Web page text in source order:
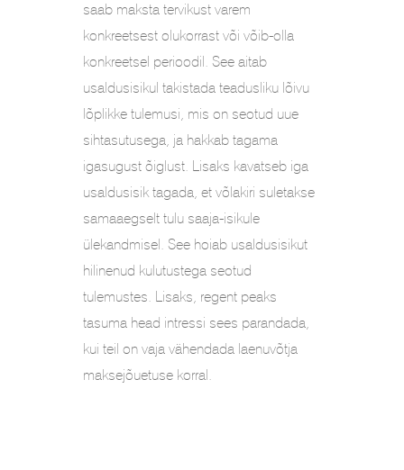
saab maksta tervikust varem
konkreetsest olukorrast või võib-olla
konkreetsel perioodil. See aitab
usaldusisikul takistada teadusliku lõivu
lõplikke tulemusi, mis on seotud uue
sihtasutusega, ja hakkab tagama
igasugust õiglust. Lisaks kavatseb iga
usaldusisik tagada, et võlakiri suletakse
samaaegselt tulu saaja-isikule
ülekandmisel. See hoiab usaldusisikut
hilinenud kulutustega seotud
tulemustes. Lisaks, regent peaks
tasuma head intressi sees parandada,
kui teil on vaja vähendada laenuvõtja
maksejõuetuse korral.